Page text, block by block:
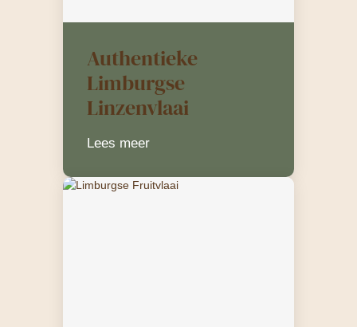
Authentieke
Limburgse
Linzenvlaai
Lees meer